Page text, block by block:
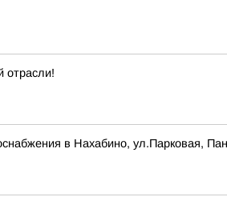
отрасли!
в Нахабино, ул.Парковая,